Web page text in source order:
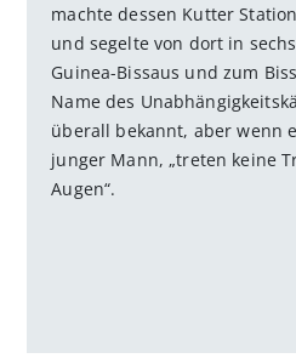
machte dessen Kutter
und segelte von dort in
Guinea-Bissaus und zum
Name des
überall bekannt, aber wenn
junger Mann, „treten keine
Augen“.